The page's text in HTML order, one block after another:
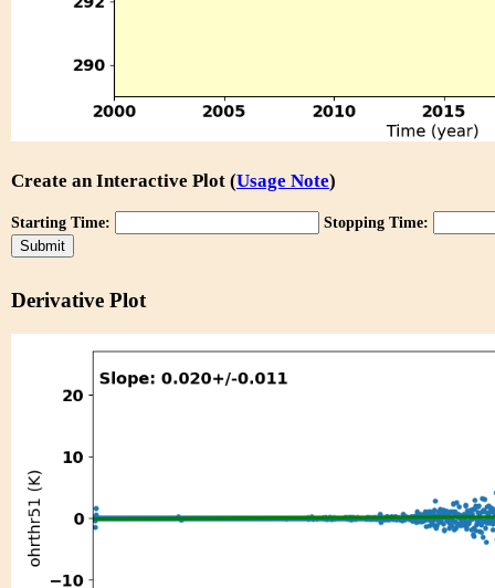
Create an Interactive Plot (Usage Note)
Starting Time: Stopping Time:
Derivative Plot